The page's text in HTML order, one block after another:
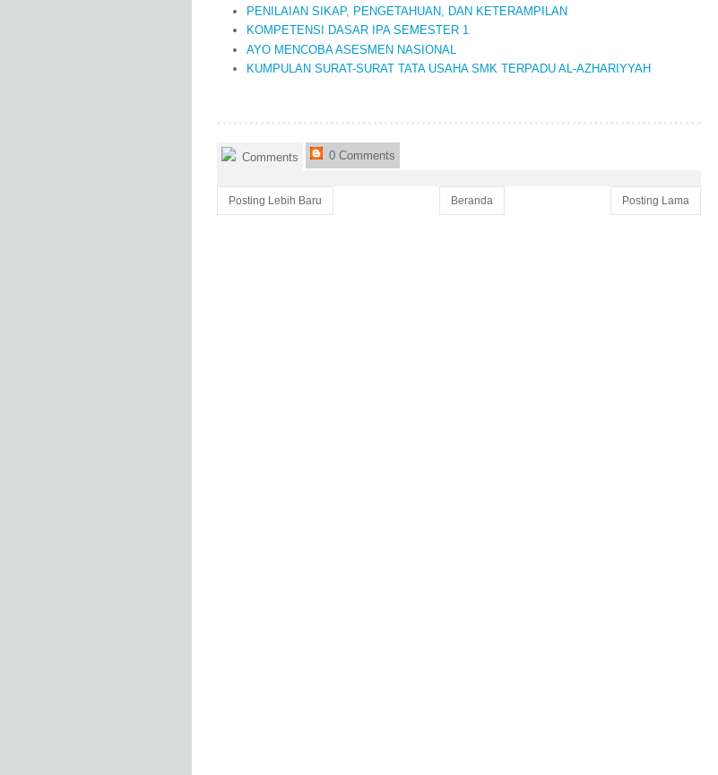
PENILAIAN SIKAP, PENGETAHUAN, DAN KETERAMPILAN
KOMPETENSI DASAR IPA SEMESTER 1
AYO MENCOBA ASESMEN NASIONAL
KUMPULAN SURAT-SURAT TATA USAHA SMK TERPADU AL-AZHARIYYAH
Comments 0 Comments
Posting Lebih Baru Posting Lama
Beranda